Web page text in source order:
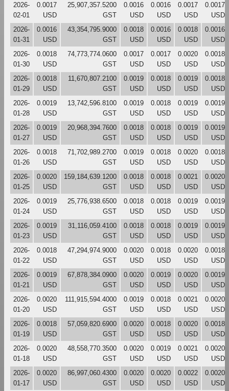
2026-
02-01
0.0017
USD
25,907,357.5200
GST
0.0016
USD
0.0016
USD
0.0017
USD
0.0017
USD
2026-
01-31
0.0016
USD
43,354,795.9000
GST
0.0018
USD
0.0016
USD
0.0018
USD
0.0016
USD
2026-
01-30
0.0018
USD
74,773,774.0600
GST
0.0017
USD
0.0017
USD
0.0020
USD
0.0018
USD
2026-
01-29
0.0018
USD
11,670,807.2100
GST
0.0019
USD
0.0018
USD
0.0019
USD
0.0018
USD
2026-
01-28
0.0019
USD
13,742,596.8100
GST
0.0019
USD
0.0018
USD
0.0019
USD
0.0019
USD
2026-
01-27
0.0019
USD
20,968,394.7600
GST
0.0018
USD
0.0018
USD
0.0019
USD
0.0019
USD
2026-
01-26
0.0018
USD
71,702,989.2700
GST
0.0019
USD
0.0018
USD
0.0020
USD
0.0018
USD
2026-
01-25
0.0020
USD
159,184,639.1200
GST
0.0018
USD
0.0018
USD
0.0021
USD
0.0020
USD
2026-
01-24
0.0019
USD
25,776,938.6500
GST
0.0018
USD
0.0018
USD
0.0019
USD
0.0019
USD
2026-
01-23
0.0019
USD
31,116,059.4100
GST
0.0018
USD
0.0018
USD
0.0019
USD
0.0019
USD
2026-
01-22
0.0018
USD
47,294,974.9000
GST
0.0020
USD
0.0018
USD
0.0020
USD
0.0018
USD
2026-
01-21
0.0019
USD
67,878,384.0900
GST
0.0020
USD
0.0019
USD
0.0020
USD
0.0019
USD
2026-
01-20
0.0020
USD
111,915,594.4000
GST
0.0019
USD
0.0018
USD
0.0021
USD
0.0020
USD
2026-
01-19
0.0018
USD
57,059,820.6900
GST
0.0020
USD
0.0018
USD
0.0020
USD
0.0018
USD
2026-
01-18
0.0020
USD
48,558,770.3500
GST
0.0020
USD
0.0019
USD
0.0021
USD
0.0020
USD
2026-
01-17
0.0020
USD
86,997,060.4300
GST
0.0020
USD
0.0020
USD
0.0022
USD
0.0020
USD